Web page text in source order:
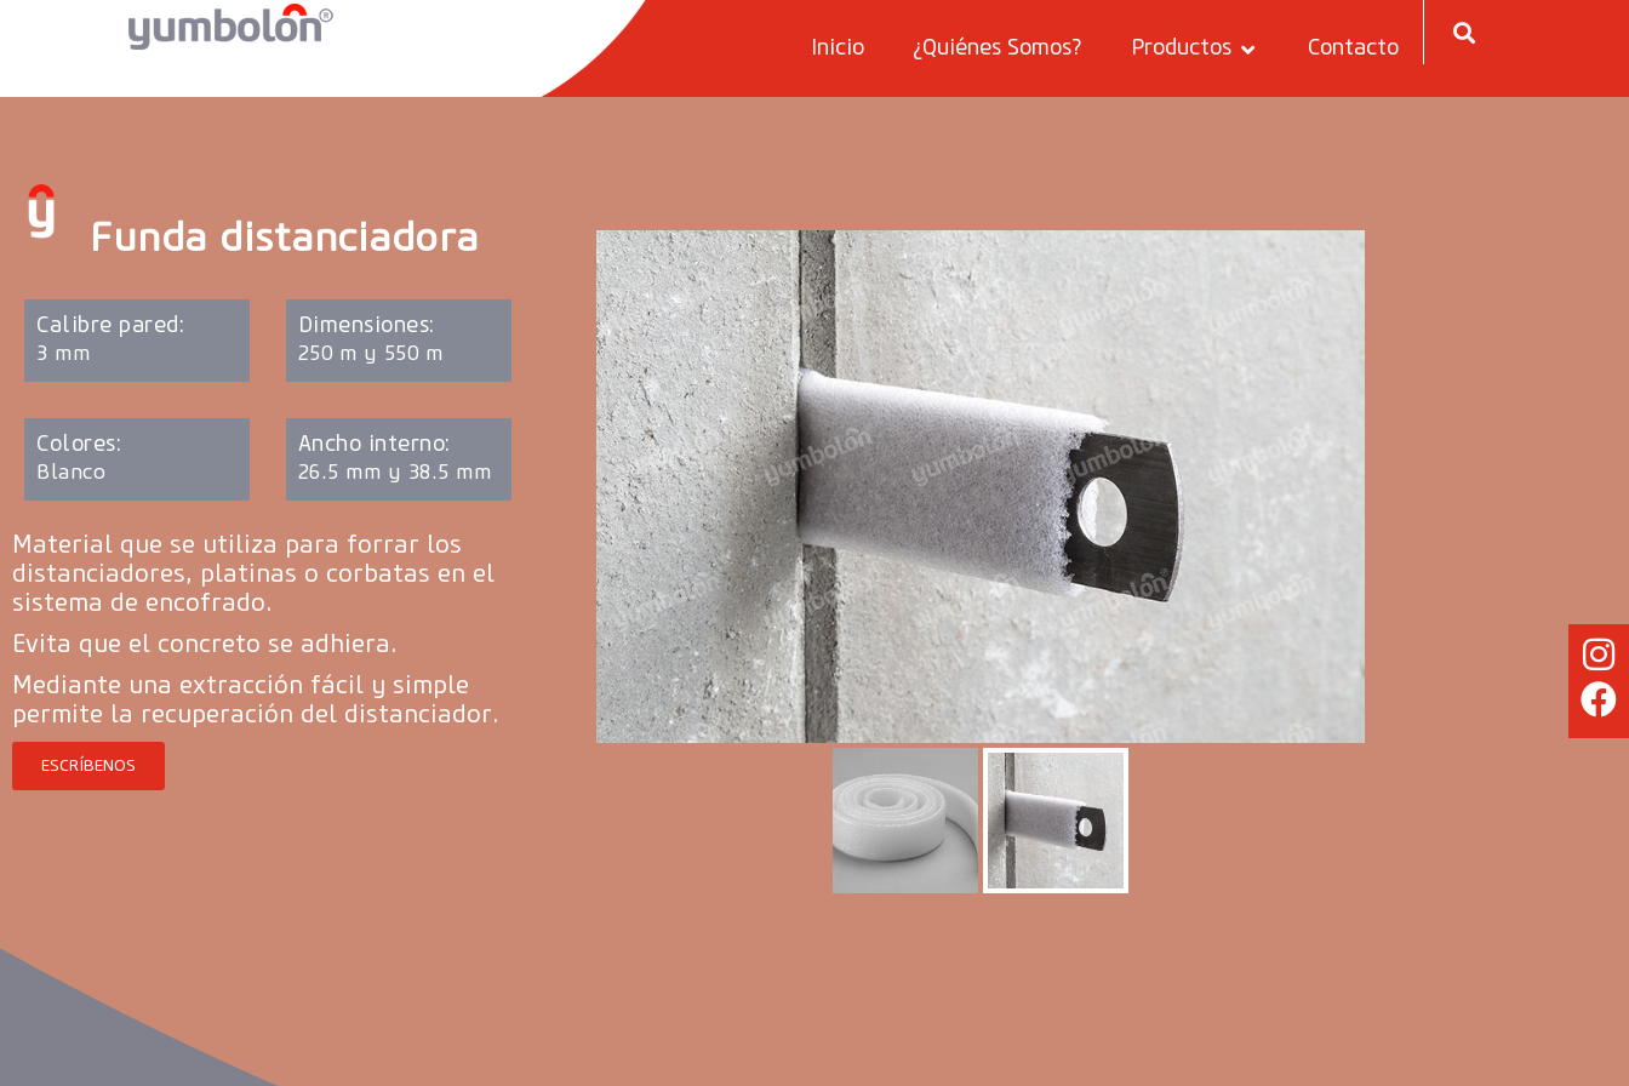
Inicio ¿Quiénes Somos? Productos Contacto
Funda distanciadora
Calibre pared:
3 mm
Dimensiones:
250 m y 550 m
Colores:
Blanco
Ancho interno:
26.5 mm y 38.5 mm
Material que se utiliza para forrar los
distanciadores, platinas o corbatas en el
sistema de encofrado.
Evita que el concreto se adhiera.
Mediante una extracción fácil y simple
permite la recuperación del distanciador.
ESCRÍBENOS